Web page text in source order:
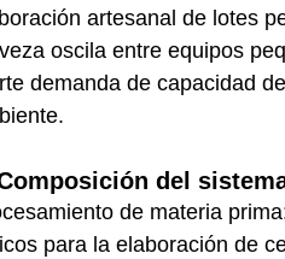
artesanal de lotes
oscila entre equipos
demanda de capacidad
del
de materia
para la elaboración de